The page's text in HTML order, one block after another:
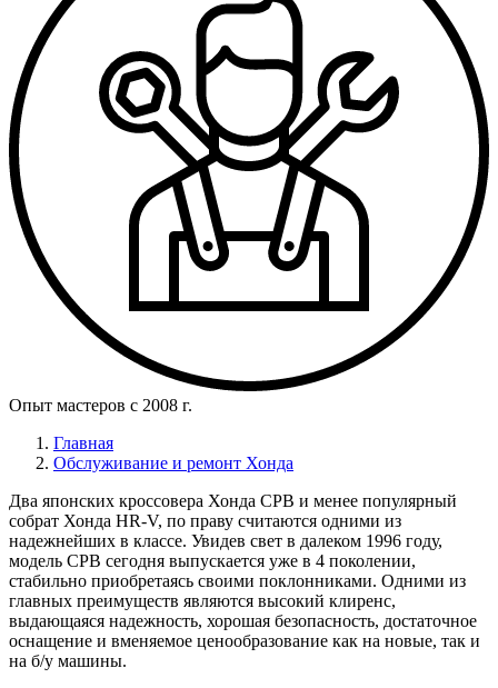
Опыт мастеров с 2008 г.
Главная
Обслуживание и ремонт Хонда
Два японских кроссовера Хонда СРВ и менее популярный
собрат Хонда HR-V, по праву считаются одними из
надежнейших в классе. Увидев свет в далеком 1996 году,
модель СРВ сегодня выпускается уже в 4 поколении,
стабильно приобретаясь своими поклонниками. Одними из
главных преимуществ являются высокий клиренс,
выдающаяся надежность, хорошая безопасность, достаточное
оснащение и вменяемое ценообразование как на новые, так и
на б/у машины.